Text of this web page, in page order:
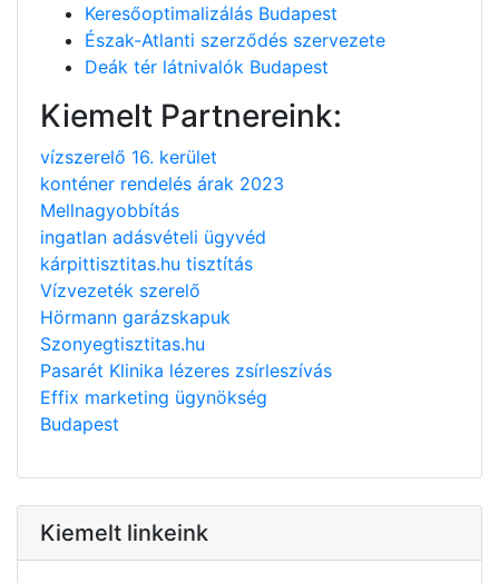
Keresőoptimalizálás Budapest
Észak-Atlanti szerződés szervezete
Deák tér látnivalók Budapest
Kiemelt Partnereink:
vízszerelő 16. kerület
konténer rendelés árak 2023
Mellnagyobbítás
ingatlan adásvételi ügyvéd
kárpittisztitas.hu tisztítás
Vízvezeték szerelő
Hörmann garázskapuk
Szonyegtisztitas.hu
Pasarét Klinika lézeres zsírleszívás
Effix marketing ügynökség
Budapest
Kiemelt linkeink